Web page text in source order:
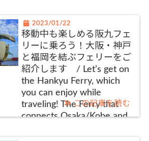
2023/01/22
移動中も楽しめる阪九フェ
リーに乗ろう！大阪・神戸
と福岡を結ぶフェリーをご
紹介します / Let’s get on
the Hankyu Ferry, which
you can enjoy while
traveling! The Ferry that
connects Osaka/Kobe and
この記事を読む